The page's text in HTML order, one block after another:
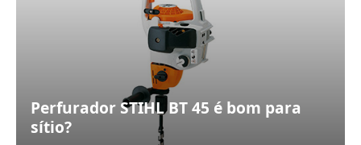
Perfurador STIHL BT 45 é bom para
sítio?